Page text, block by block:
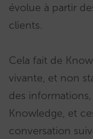
évolue à partir
clients.
Cela fait de
vivante, et non
des
Knowledge, et
conversation